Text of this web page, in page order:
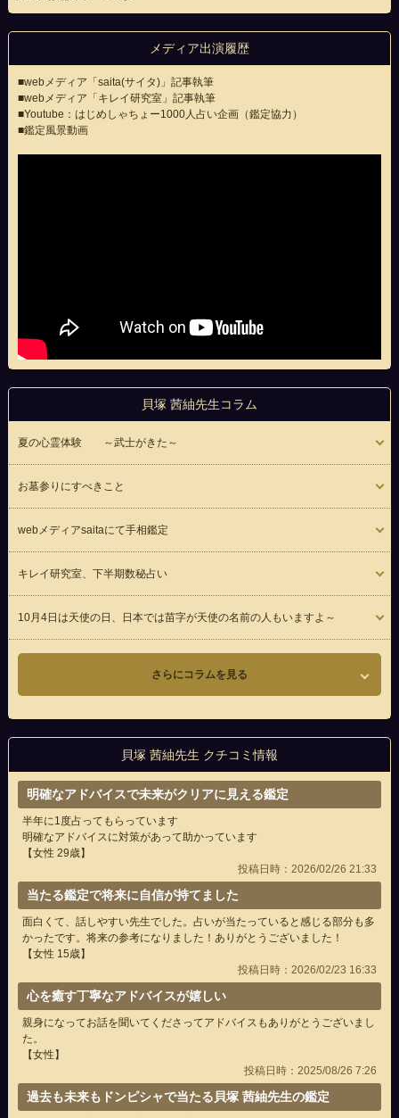
メディア出演履歴
■webメディア「saita(サイタ)」記事執筆
■webメディア「キレイ研究室」記事執筆
■Youtube：はじめしゃちょー1000人占い企画（鑑定協力）
■鑑定風景動画
貝塚 茜紬先生コラム
夏の心霊体験 ～武士がきた～
お墓参りにすべきこと
webメディアsaitaにて手相鑑定
キレイ研究室、下半期数秘占い
10月4日は天使の日、日本では苗字が天使の名前の人もいますよ～
さらにコラムを見る
貝塚 茜紬先生 クチコミ情報
明確なアドバイスで未来がクリアに見える鑑定
半年に1度占ってもらっています
明確なアドバイスに対策があって助かっています
【女性 29歳】
投稿日時：2026/02/26 21:33
当たる鑑定で将来に自信が持てました
面白くて、話しやすい先生でした。占いが当たっていると感じる部分も多
かったです。将来の参考になりました！ありがとうございました！
【女性 15歳】
投稿日時：2026/02/23 16:33
心を癒す丁寧なアドバイスが嬉しい
親身になってお話を聞いてくださってアドバイスもありがとうございまし
た。
【女性】
投稿日時：2025/08/26 7:26
過去も未来もドンピシャで当たる貝塚 茜紬先生の鑑定